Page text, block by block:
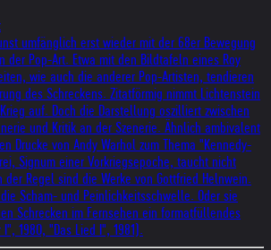
umfänglich erst wieder mit der 68er Bewegung
der Pop-Art. Etwa mit den Bildtafeln eines Roy
wie auch die anderer Pop-Artisten, tendieren
des Schreckens. Zitatförmig nimmt Lichtenstein
auf. Doch die Darstellung oszilliert zwischen
und Kritik an der Szenerie. Ähnlich ambivalent
Drucke von Andy Warhol zum Thema "Kennedy-
Signum einer Vorkriegsepoche, taucht nicht
der Regel sind die Werke von Gottfried Helnwein.
Scham- und Peinlichkeitsschwelle. Oder sie
Schrecken im Fernsehen ein formatfüllendes
1980, "Das Lied I", 1981).